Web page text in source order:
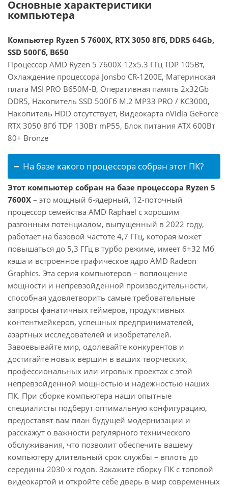
Основные характеристики
компьютера
Компьютер Ryzen 5 7600X, RTX 3050 8Гб, DDR5 64Gb,
SSD 500Гб, B650
Процессор AMD Ryzen 5 7600X 12x5.3 ГГц TDP 105Вт,
Охлаждение процессора Jonsbo CR-1200E, Материнская
плата MSI PRO B650M-B, Оперативная память 2x32Gb
DDR5, Накопитель SSD 500Гб M.2 MP33 PRO / KC3000,
Накопитель HDD отсутствует, Видеокарта nVidia GeForce
RTX 3050 8Гб TDP 130Вт mP55, Блок питания ATX 600Вт
80+ Bronze
На базе какого процессора собран этот ПК?
Этот компьютер собран на базе процессора Ryzen 5
7600X – это мощный 6-ядерный, 12-поточный
процессор семейства AMD Raphael с хорошим
разгонным потенциалом, выпущенный в 2022 году,
работает на базовой частоте 4,7 ГГц, которая может
повышаться до 5,3 ГГц в турбо режиме, имеет 6+32 Мб
кэша и встроенное графическое ядро AMD Radeon
Graphics. Эта серия компьютеров – воплощение
мощности и непревзойденной производительности,
способная удовлетворить самые требовательные
запросы фанатичных геймеров, продуктивных
контентмейкеров, успешных предпринимателей,
азартных исследователей и изобретателей.
Завоевывайте мир, одолевайте конкурентов и
достигайте новых вершин в ваших творческих,
профессиональных или игровых проектах с этой
непревзойденной мощностью и надежностью наших
ПК. При сборке компьютера наши опытные
специалисты подберут оптимальную конфигурацию,
предоставят вам план будущей модернизации и
расскажут о важности регулярного технического
обслуживания, что позволит обеспечить вашему
компьютеру длительный срок службы – вплоть до
середины 2030-х годов. Закажите сборку ПК с топовой
видеокартой и откройте себе дверь в мир современных